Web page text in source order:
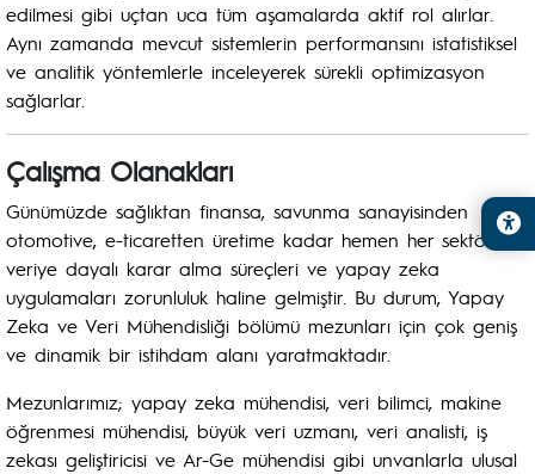
edilmesi gibi uçtan uca tüm aşamalarda aktif rol alırlar.
Aynı zamanda mevcut sistemlerin performansını istatistiksel
ve analitik yöntemlerle inceleyerek sürekli optimizasyon
sağlarlar.
Çalışma Olanakları
Günümüzde sağlıktan finansa, savunma sanayisinden
otomotive, e-ticaretten üretime kadar hemen her sektörde
veriye dayalı karar alma süreçleri ve yapay zeka
uygulamaları zorunluluk haline gelmiştir. Bu durum, Yapay
Zeka ve Veri Mühendisliği bölümü mezunları için çok geniş
ve dinamik bir istihdam alanı yaratmaktadır.
Mezunlarımız; yapay zeka mühendisi, veri bilimci, makine
öğrenmesi mühendisi, büyük veri uzmanı, veri analisti, iş
zekası geliştiricisi ve Ar-Ge mühendisi gibi unvanlarla ulusal